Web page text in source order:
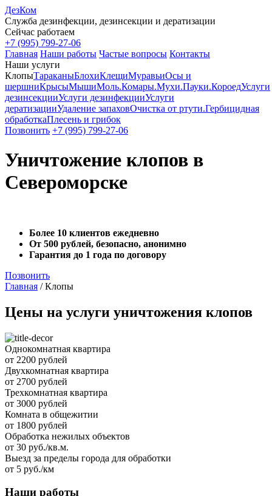
ДезКом
Служба дезинфекции, дезинсекции и дератизации
Сейчас работаем
+7 (995) 799-27-06
Главная Наши работы Частые вопросы Контакты
Наши услуги
КлопыТараканыБлохиКлещиМуравьиОсы и
шершниКрысыМышиМоль.Комары.Мухи.Пауки.КороедУслуги
дезинсекцииУслуги дезинфекцииУслуги
дератизацииУдаление запаховОчистка от ртути.Гербицидная
обработкаПлесень и грибок
Позвонить +7 (995) 799-27-06
Уничтожение клопов в
Североморске
Более 10 клиентов ежедневно
От 500 рублей, безопасно, анонимно
Гарантия до 1 года по договору
Позвонить
Главная /Клопы
Цены на услуги уничтожения клопов
Однокомнатная квартира
от 2200 рублей
Двухкомнатная квартира
от 2700 рублей
Трехкомнатная квартира
от 3000 рублей
Комната в общежитии
от 1800 рублей
Обработка нежилых объектов
от 30 руб./кв.м.
Выезд за пределы города для обработки
от 5 руб./км
Наши работы